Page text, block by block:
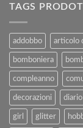
TAGS
addobbo articolo
bomboniera
compleanno
decorazioni diario
girl glitter